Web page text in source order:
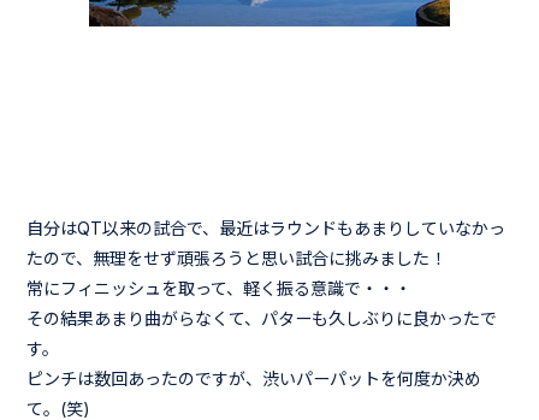
自分はQT以来の試合で、最近はラウンドもあまりしていなかっ
たので、無理をせず頑張ろうと思い試合に挑みました！
常にフィニッシュを取って、軽く振る意識で・・・
その結果あまり曲がらなくて、パターも久しぶりに良かったで
す。
ピンチは数回あったのですが、渋いパーパットを何度か決め
て。(笑)